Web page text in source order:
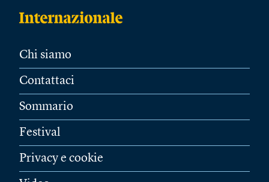
Chi siamo
Contattaci
Sommario
Festival
Privacy e cookie